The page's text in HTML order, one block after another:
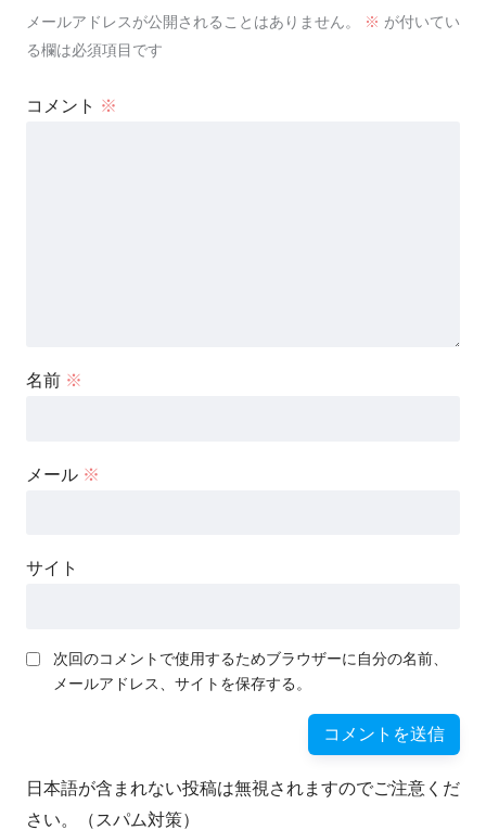
メールアドレスが公開されることはありません。 ※ が付いてい
る欄は必須項目です
コメント ※
名前 ※
メール ※
サイト
次回のコメントで使用するためブラウザーに自分の名前、
メールアドレス、サイトを保存する。
日本語が含まれない投稿は無視されますのでご注意くだ
さい。（スパム対策）